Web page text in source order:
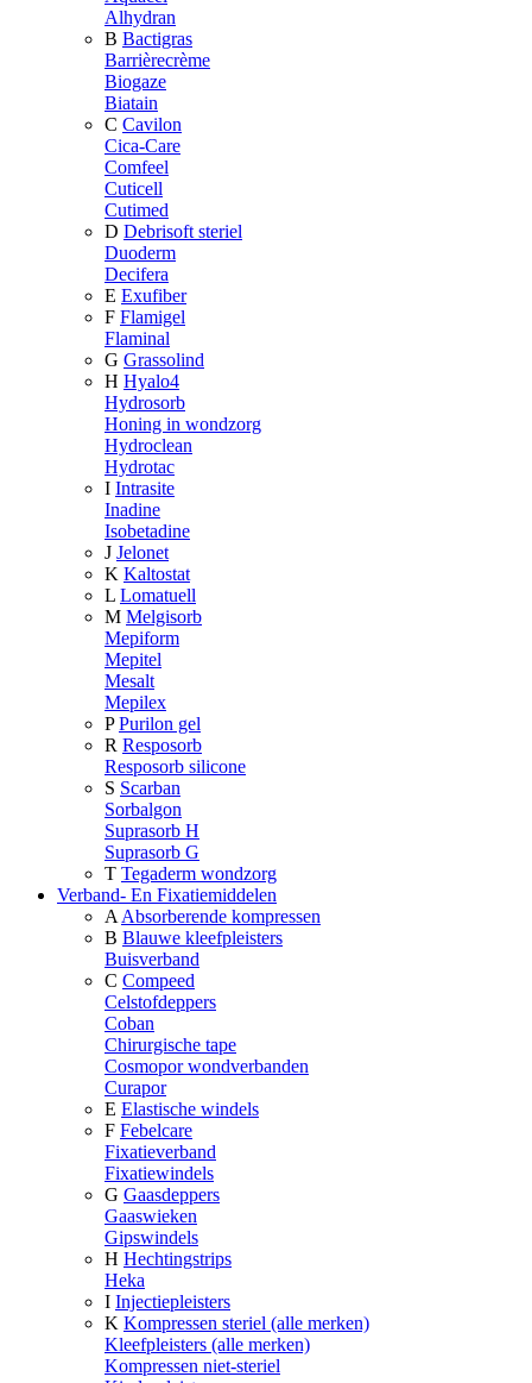
Alhydran
B Bactigras
Barrièrecrème
Biogaze
Biatain
C Cavilon
Cica-Care
Comfeel
Cuticell
Cutimed
D Debrisoft steriel
Duoderm
Decifera
E Exufiber
F Flamigel
Flaminal
G Grassolind
H Hyalo4
Hydrosorb
Honing in wondzorg
Hydroclean
Hydrotac
I Intrasite
Inadine
Isobetadine
J Jelonet
K Kaltostat
L Lomatuell
M Melgisorb
Mepiform
Mepitel
Mesalt
Mepilex
P Purilon gel
R Resposorb
Resposorb silicone
S Scarban
Sorbalgon
Suprasorb H
Suprasorb G
T Tegaderm wondzorg
Verband- En Fixatiemiddelen
A Absorberende kompressen
B Blauwe kleefpleisters
Buisverband
C Compeed
Celstofdeppers
Coban
Chirurgische tape
Cosmopor wondverbanden
Curapor
E Elastische windels
F Febelcare
Fixatieverband
Fixatiewindels
G Gaasdeppers
Gaaswieken
Gipswindels
H Hechtingstrips
Heka
I Injectiepleisters
K Kompressen steriel (alle merken)
Kleefpleisters (alle merken)
Kompressen niet-steriel